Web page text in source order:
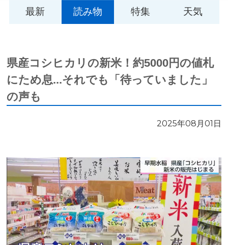
最新 読み物 特集 天気
県産コシヒカリの新米！約5000円の値札
にため息...それでも「待っていました」
の声も
2025年08月01日